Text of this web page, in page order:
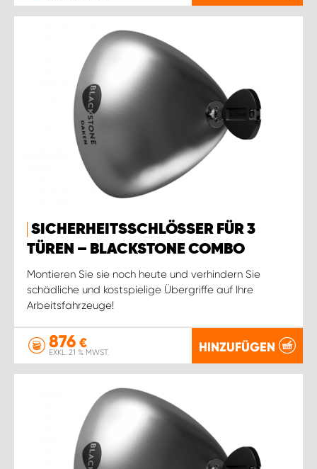
SICHERHEITSSCHLÖSSER FÜR 3
TÜREN – BLACKSTONE COMBO
Montieren Sie sie noch heute und verhindern Sie
schädliche und kostspielige Übergriffe auf Ihre
Arbeitsfahrzeuge!
876 €
EXKL. 21 % MWST. HINZUFÜGEN